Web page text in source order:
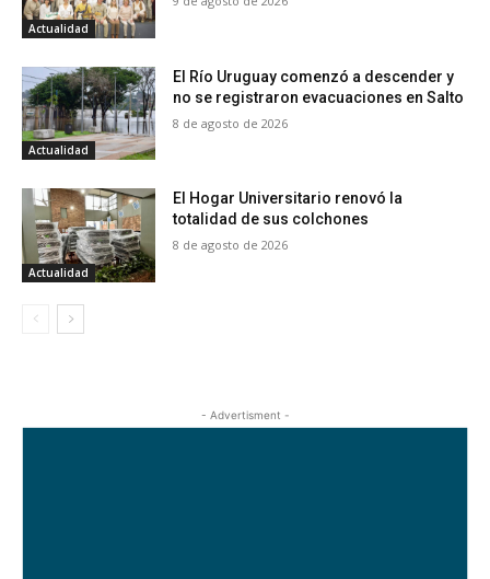
Actualidad
Actualidad
El Río Uruguay comenzó a descender y
no se registraron evacuaciones en Salto
8 de agosto de 2026
Actualidad
El Hogar Universitario renovó la
totalidad de sus colchones
8 de agosto de 2026
- Advertisment -